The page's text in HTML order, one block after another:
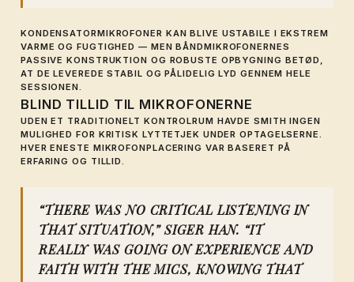
KONDENSATORMIKROFONER KAN BLIVE USTABILE I EKSTREM
VARME OG FUGTIGHED — MEN BÅNDMIKROFONERNES
PASSIVE KONSTRUKTION OG ROBUSTE OPBYGNING BETØD,
AT DE LEVEREDE STABIL OG PÅLIDELIG LYD GENNEM HELE
SESSIONEN.
BLIND TILLID TIL MIKROFONERNE
UDEN ET TRADITIONELT KONTROLRUM HAVDE SMITH INGEN
MULIGHED FOR KRITISK LYTTETJEK UNDER OPTAGELSERNE.
HVER ENESTE MIKROFONPLACERING VAR BASERET PÅ
ERFARING OG TILLID.
“THERE WAS NO CRITICAL LISTENING IN
THAT SITUATION,” SIGER HAN. “IT
REALLY WAS GOING ON EXPERIENCE AND
FAITH WITH THE MICS, KNOWING THAT